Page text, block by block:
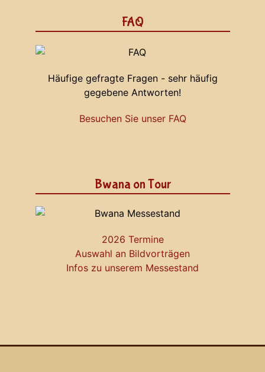
FAQ
Häufige gefragte Fragen - sehr häufig
gegebene Antworten!
Besuchen Sie unser FAQ
Bwana on Tour
2026 Termine
Auswahl an Bildvorträgen
Infos zu unserem Messestand